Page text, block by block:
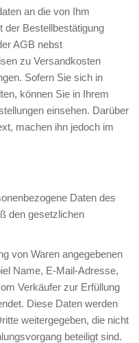
an die von Ihm
der Bestellbestätigung
AGB nebst
zu Versandkosten
Sofern Sie sich in
können Sie in Ihrem
einsehen. Darüber
machen ihn jedoch im
Daten des
den gesetzlichen
von Waren angegebenen
Name, E-Mail-Adresse,
Verkäufer zur Erfüllung
Diese Daten werden
weitergegeben, die nicht
beteiligt sind.